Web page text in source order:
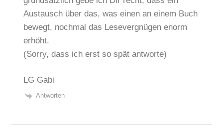
Austausch über das, was einen an einem Buch
bewegt, nochmal das Lesevergnügen enorm
erhöht.
(Sorry, dass ich erst so spät antworte)
LG Gabi
Antworten